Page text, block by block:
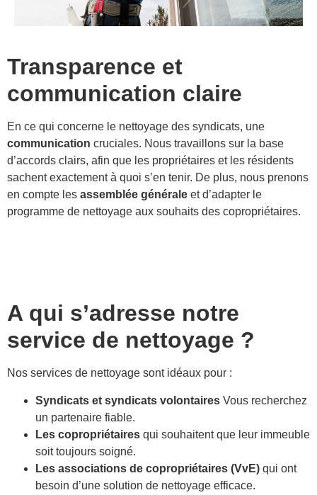
Transparence et
communication claire
En ce qui concerne le nettoyage des syndicats, une
communication cruciales. Nous travaillons sur la base
d’accords clairs, afin que les propriétaires et les résidents
sachent exactement à quoi s’en tenir. De plus, nous prenons
en compte les assemblée générale et d’adapter le
programme de nettoyage aux souhaits des copropriétaires.
A qui s’adresse notre
service de nettoyage ?
Nos services de nettoyage sont idéaux pour :
Syndicats et syndicats volontaires Vous recherchez
un partenaire fiable.
Les copropriétaires qui souhaitent que leur immeuble
soit toujours soigné.
Les associations de copropriétaires (VvE) qui ont
besoin d’une solution de nettoyage efficace.